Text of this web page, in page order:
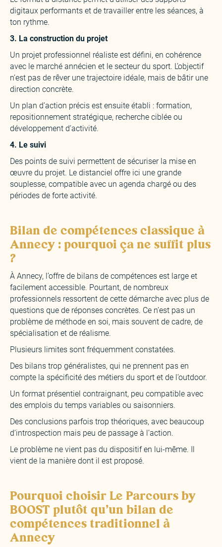
digitaux performants et de travailler entre les séances, à
ton rythme.
3. La construction du projet
Un projet professionnel réaliste est défini, en cohérence
avec le marché annécien et le secteur du sport. L’objectif
n’est pas de rêver une trajectoire idéale, mais de bâtir une
direction concrète.
Un plan d’action précis est ensuite établi : formation,
repositionnement stratégique, recherche ciblée ou
développement d’activité.
4. Le suivi
Des points de suivi permettent de sécuriser la mise en
œuvre du projet. Le distanciel offre ici une grande
souplesse, compatible avec un agenda chargé ou des
périodes de forte activité.
Bilan de compétences classique à
Annecy : pourquoi ça ne suffit plus
?
À Annecy, l’offre de bilans de compétences est large et
facilement accessible. Pourtant, de nombreux
professionnels ressortent de cette démarche avec plus de
questions que de réponses concrètes. Ce n’est pas un
problème de méthode en soi, mais souvent de cadre, de
spécialisation et de réalisme.
Plusieurs limites sont fréquemment constatées.
Des bilans trop généralistes, qui ne prennent pas en
compte la spécificité des métiers du sport et de l’outdoor.
Un format présentiel contraignant, peu compatible avec
des emplois du temps variables ou saisonniers.
Des conclusions parfois trop théoriques, avec beaucoup
d’introspection mais peu de passage à l’action.
Le problème ne vient pas du dispositif en lui-même. Il
vient de la manière dont il est proposé.
Pourquoi choisir Le Parcours by
BOOST plutôt qu'un bilan de
compétences traditionnel à
Annecy